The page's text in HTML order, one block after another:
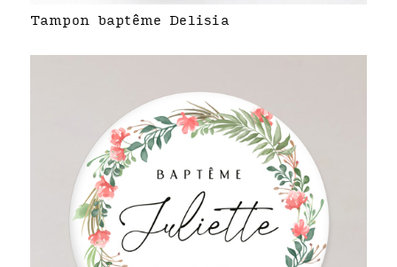
Tampon baptême Delisia